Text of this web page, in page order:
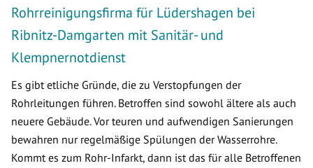
Rohrreinigungsfirma für Lüdershagen bei
Ribnitz-Damgarten mit Sanitär- und
Klempnernotdienst
Es gibt etliche Gründe, die zu Verstopfungen der
Rohrleitungen führen. Betroffen sind sowohl ältere als auch
neuere Gebäude. Vor teuren und aufwendigen Sanierungen
bewahren nur regelmäßige Spülungen der Wasserrohre.
Kommt es zum Rohr-Infarkt, dann ist das für alle Betroffenen